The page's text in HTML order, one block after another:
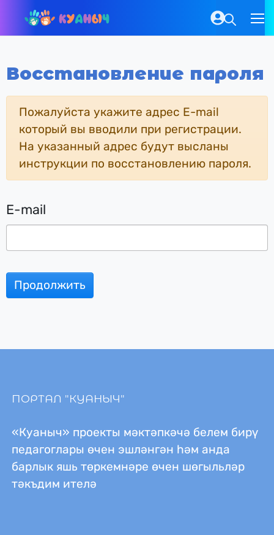
Восстановление пароля
Пожалуйста укажите адрес E-mail
который вы вводили при регистрации.
На указанный адрес будут высланы
инструкции по восстановлению пароля.
E-mail
Продолжить
ПОРТАЛ "КУАНЫЧ"
«Куаныч» проекты мәктәпкәчә белем бирү
педагоглары өчен эшләнгән һәм анда
барлык яшь төркемнәре өчен шөгыльләр
тәкъдим ителә